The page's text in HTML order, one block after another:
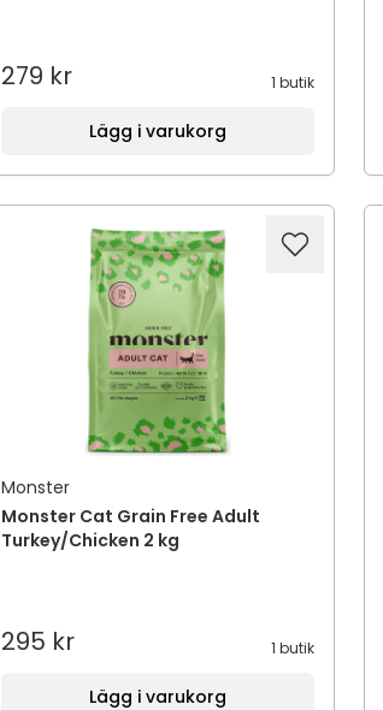
279 kr 1 butik
Lägg i varukorg
Monster
Monster Cat Grain Free Adult
Turkey/Chicken 2 kg
295 kr 1 butik
Lägg i varukorg